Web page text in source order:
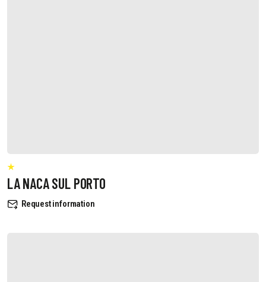
LA NACA SUL PORTO
Request information